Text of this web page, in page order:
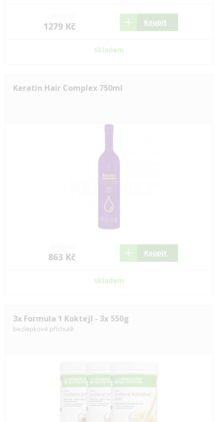
1279 Kč Koupit
Skladem
Keratin Hair Complex 750ml
863 Kč Koupit
skladem
3x Formula 1 Koktejl - 3x 550g
bezlepkové příchutě